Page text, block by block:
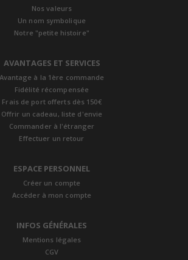
Nos valeurs
Un nom symbolique
Notre "petite histoire"
AVANTAGES ET SERVICES
Avantage à la 1ère commande
Fidélité récompensée
Frais de port offerts dès 150€
Offrir un cadeau, liste d'envie
Commander à l'étranger
Effectuer un retour
ESPACE PERSONNEL
Créer un compte
Accéder à mon compte
INFOS GÉNÉRALES
Mentions légales
CGV